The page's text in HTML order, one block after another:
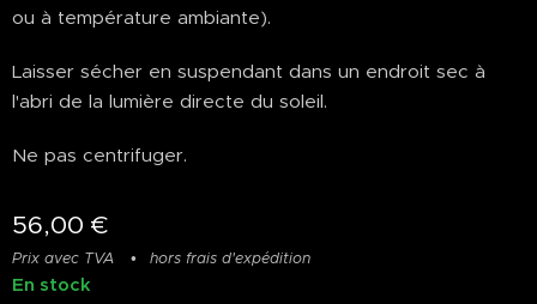
ou à température ambiante).
Laisser sécher en suspendant dans un endroit sec à
l'abri de la lumière directe du soleil.
Ne pas centrifuger.
56,00 €
Prix avec TVA hors frais d'expédition
En stock